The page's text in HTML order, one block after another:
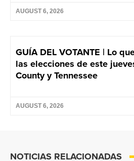
AUGUST 6, 2026
GUÍA DEL VOTANTE | Lo
las elecciones de este
County y Tennessee
AUGUST 6, 2026
NOTICIAS RELACIONADAS